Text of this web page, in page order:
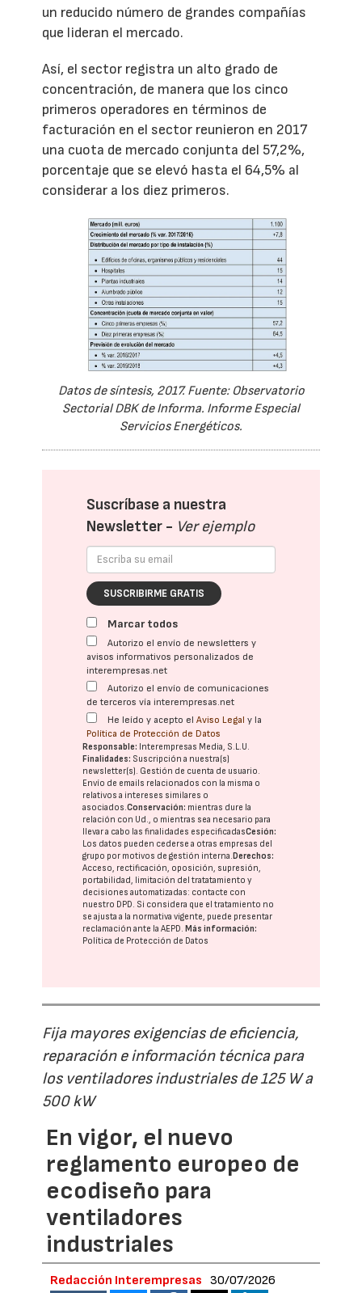
un reducido número de grandes compañías
que lideran el mercado.
Así, el sector registra un alto grado de
concentración, de manera que los cinco
primeros operadores en términos de
facturación en el sector reunieron en 2017
una cuota de mercado conjunta del 57,2%,
porcentaje que se elevó hasta el 64,5% al
considerar a los diez primeros.
Datos de síntesis, 2017. Fuente: Observatorio
Sectorial DBK de Informa. Informe Especial
Servicios Energéticos.
Suscríbase a nuestra
Newsletter - Ver ejemplo
SUSCRIBIRME GRATIS
Marcar todos
Autorizo el envío de newsletters y
avisos informativos personalizados de
interempresas.net
Autorizo el envío de comunicaciones
de terceros vía interempresas.net
He leído y acepto elAviso Legal y la
Política de Protección de Datos
Responsable: Interempresas Media, S.L.U.
Finalidades: Suscripción a nuestra(s)
newsletter(s). Gestión de cuenta de usuario.
Envío de emails relacionados con la misma o
relativos a intereses similares o
asociados.Conservación: mientras dure la
relación con Ud., o mientras sea necesario para
llevar a cabo las finalidades especificadasCesión:
Los datos pueden cederse a otras empresas del
grupo por motivos de gestión interna.Derechos:
Acceso, rectificación, oposición, supresión,
portabilidad, limitación del tratatamiento y
decisiones automatizadas: contacte con
nuestro DPD. Si considera que el tratamiento no
se ajusta a la normativa vigente, puede presentar
reclamación ante laAEPD.Más información:
Política de Protección de Datos
Fija mayores exigencias de eficiencia,
reparación e información técnica para
los ventiladores industriales de 125 W a
500 kW
En vigor, el nuevo
reglamento europeo de
ecodiseño para
ventiladores
industriales
Redacción Interempresas 30/07/2026